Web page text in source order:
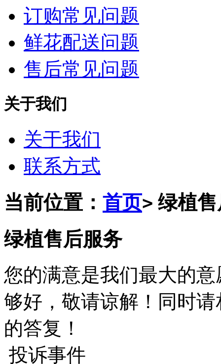
订购常见问题
鲜花配送问题
售后常见问题
关于我们
关于我们
联系方式
当前位置： 首页> 绿植
绿植售后服务
您的满意是我们最大的
够好，敬请谅解！同时
的答复！
投诉事件